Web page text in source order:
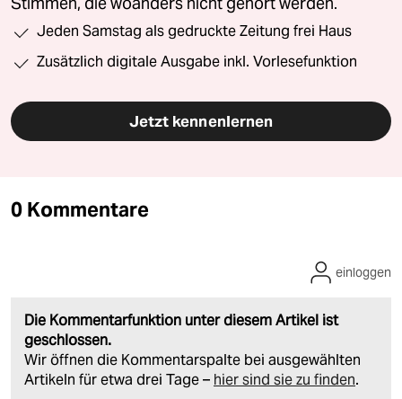
Jeden Samstag als gedruckte Zeitung frei Haus
Zusätzlich digitale Ausgabe inkl. Vorlesefunktion
Jetzt kennenlernen
0 Kommentare
Die Kommentarfunktion unter diesem Artikel ist
geschlossen.
Wir öffnen die Kommentarspalte bei ausgewählten
Artikeln für etwa drei Tage – hier sind sie zu finden.
einloggen